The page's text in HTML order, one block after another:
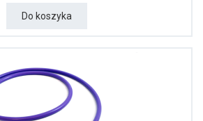
Do koszyka